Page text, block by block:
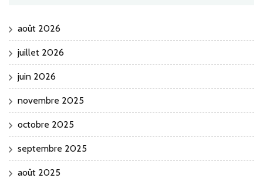
août 2026
juillet 2026
juin 2026
novembre 2025
octobre 2025
septembre 2025
août 2025